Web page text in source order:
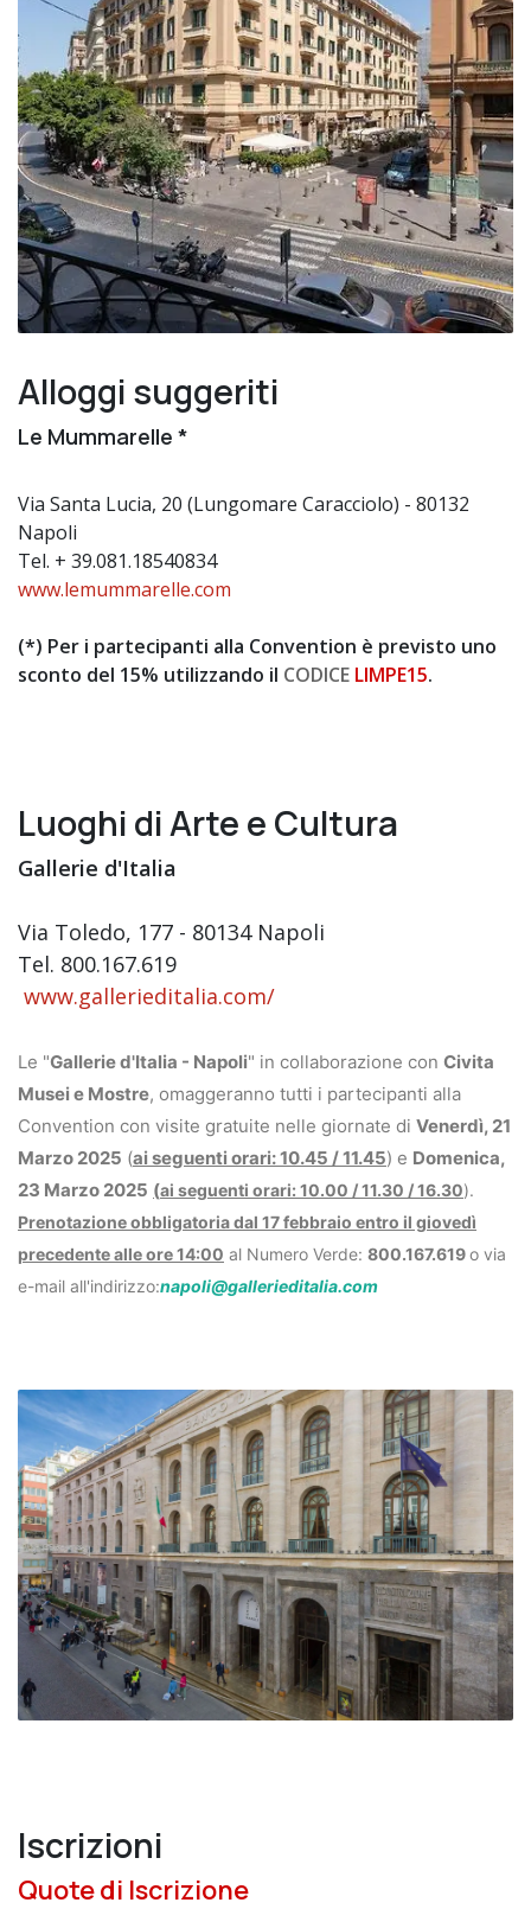
Alloggi suggeriti
Le Mummarelle *
Via Santa Lucia, 20 (Lungomare Caracciolo) - 80132
Napoli
Tel. + 39.081.18540834
www.lemummarelle.com
(*) Per i partecipanti alla Convention è previsto uno
sconto del 15% utilizzando il CODICE LIMPE15.
Luoghi di Arte e Cultura
Gallerie d'Italia
Via Toledo, 177 - 80134 Napoli
Tel. 800.167.619
www.gallerieditalia.com/
Le "Gallerie d'Italia - Napoli" in collaborazione con Civita
Musei e Mostre, omaggeranno tutti i partecipanti alla
Convention con visite gratuite nelle giornate di Venerdì, 21
Marzo 2025 (ai seguenti orari: 10.45 / 11.45) e Domenica,
23 Marzo 2025 (ai seguenti orari: 10.00 / 11.30 / 16.30).
Prenotazione obbligatoria dal 17 febbraio entro il giovedì
precedente alle ore 14:00 al Numero Verde: 800.167.619o via
e-mail all'indirizzo:napoli@gallerieditalia.com
Iscrizioni
Quote di Iscrizione